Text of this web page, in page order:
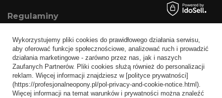
Regulaminy
Wysyłka
Sposoby płatności i prowizje
Regulamin
Polityka prywatności
Wykorzystujemy pliki cookies do prawidłowego działania serwisu,
aby oferować funkcje społecznościowe, analizować ruch i prowadzić
działania marketingowe - zarówno przez nas, jak i naszych
Zaufanych Partnerów. Pliki cookies służą również do personalizacji
reklam. Więcej informacji znajdziesz w [polityce prywatności]
(https://profesjonalneopony.pl/pol-privacy-and-cookie-notice.html).
Więcej informacji na temat warunków i prywatności można znaleźć